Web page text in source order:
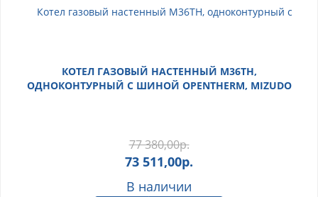
КОТЕЛ ГАЗОВЫЙ НАСТЕННЫЙ M36TH,
ОДНОКОНТУРНЫЙ С ШИНОЙ OPENTHERM, MIZUDO
77 380,00р.
73 511,00р.
В наличии